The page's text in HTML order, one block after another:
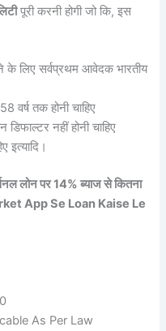
पूरी करनी होगी जो कि, इस
के लिए सर्वप्रथम आवेदक भारतीय
वर्ष तक होनी चाहिए
नहीं होनी चाहिए
इत्यादि।
लोन पर 14% ब्याज से कितना
App Se Loan Kaise Le
As Per Law